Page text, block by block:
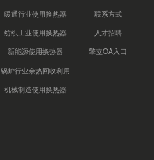
暖通行业使用换热器
纺织工业使用换热器
新能源使用换热器
锅炉行业余热回收利用
机械制造使用换热器
联系方式
人才招聘
擎立OA入口